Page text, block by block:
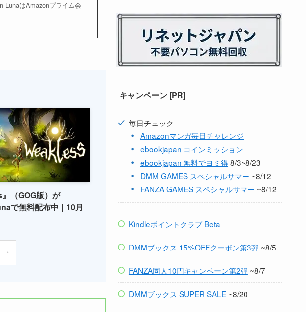
LunaはAmazonプライム会
』（GOG版）が
で無料配布中｜10月
キャンペーン [PR]
毎日チェック
Amazonマンガ毎日チャレンジ
ebookjapan コインミッション
ebookjapan 無料でヨミ得8/3~8/23
DMM GAMES スペシャルサマー ~8/12
FANZA GAMES スペシャルサマー ~8/12
Kindleポイントクラブ Beta
DMMブックス 15%OFFクーポン第3弾~8/5
FANZA同人10円キャンペーン第2弾~8/7
DMMブックス SUPER SALE~8/20